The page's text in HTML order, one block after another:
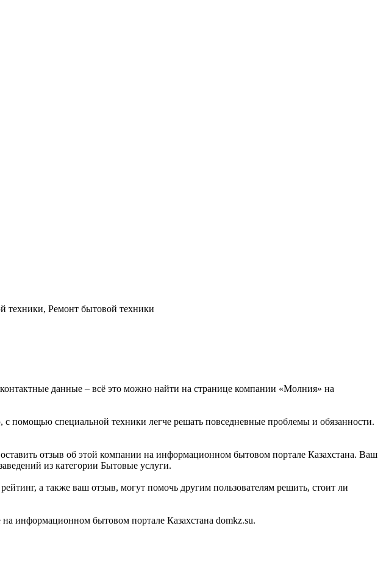
техники, Ремонт бытовой техники
данные – всё это можно найти на странице компании «Молния» на
помощью специальной техники легче решать повседневные проблемы и обязанности.
отзыв об этой компании на информационном бытовом портале Казахстана. Ваш
из категории Бытовые услуги.
а также ваш отзыв, могут помочь другим пользователям решить, стоит ли
информационном бытовом портале Казахстана domkz.su.